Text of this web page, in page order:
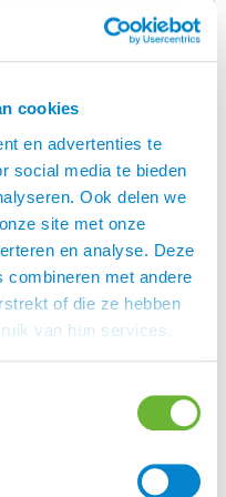
cookies
en advertenties te
social media te bieden
Ook delen we
site met onze
en analyse. Deze
combineren met andere
of die ze hebben
van hun services.
dan zit je bij ons
Paard.Bekijk alle hier
aan om wat
wij pakken het
een kaartje bij de
kan natuurlijk. Je
ander adres laten
Wij denken